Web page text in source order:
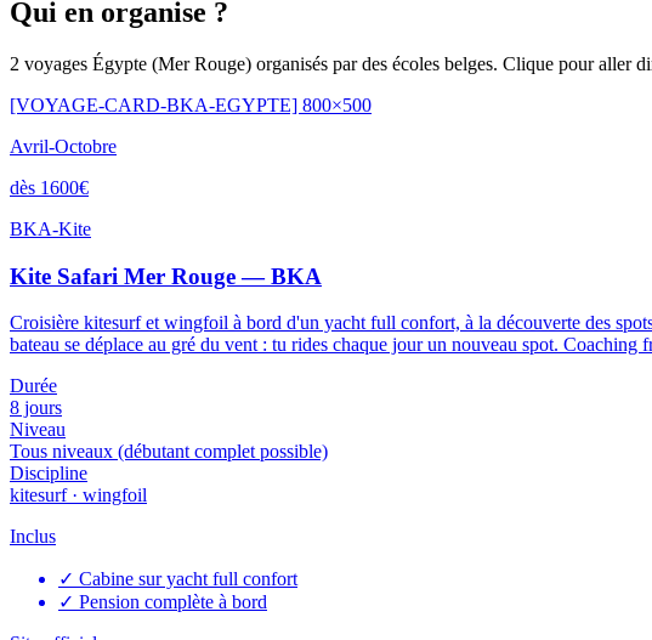
Qui en organise ?
2 voyages Égypte (Mer Rouge) organisés par des écoles belges. Clique pour aller
[VOYAGE-CARD-BKA-EGYPTE] 800×500
Avril-Octobre
dès 1600€
BKA-Kite
Kite Safari Mer Rouge — BKA
Croisière kitesurf et wingfoil à bord d'un yacht full confort, à la découverte des
bateau se déplace au gré du vent : tu rides chaque jour un nouveau spot.
Durée
8 jours
Niveau
Tous niveaux (débutant complet possible)
Discipline
kitesurf · wingfoil
Inclus
✓ Cabine sur yacht full confort
✓ Pension complète à bord